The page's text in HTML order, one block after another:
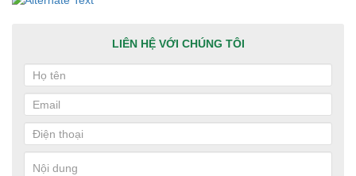
LIÊN HỆ VỚI CHÚNG TÔI